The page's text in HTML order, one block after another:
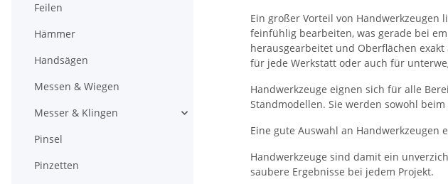
Ein großer Vorteil von
feinfühlig bearbeiten, was gerade bei
herausgearbeitet und Oberflächen
für jede Werkstatt oder auch für
Handwerkzeuge eignen sich für alle
Standmodellen. Sie werden sowohl
Eine gute Auswahl an
Handwerkzeuge sind damit ein
saubere Ergebnisse bei jedem Projekt.
Feilen
Hämmer
Handsägen
Messen & Wiegen
Messer & Klingen
Pinsel
Pinzetten